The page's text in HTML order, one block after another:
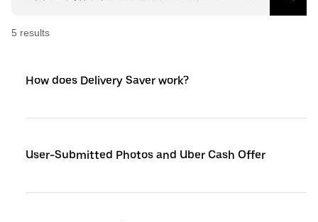
5 results
How does Delivery Saver work?
User-Submitted Photos and Uber Cash Offer